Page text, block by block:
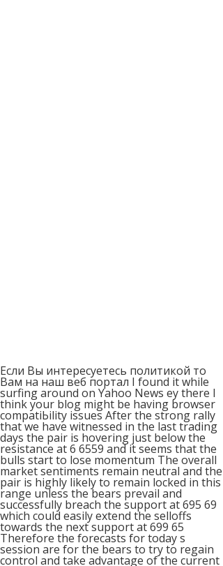
Если Вы интересуетесь политикой то
Вам на наш веб портал I found it while
surfing around on Yahoo News ey there I
think your blog might be having browser
compatiЬility issues After the strong rally
that we have witnessed in the last trading
days the pair is hovering just below the
resistance at 6 6559 and it seems that the
bulls start to lose momentum The overall
market sentiments remain neutral and the
pair is highly likely to remain locked in this
range unless the bears prevail and
successfully breach the support at 695 69
which could easily extend the selloffs
towards the next support at 699 65
Therefore the forecasts for today s
session are for the bears to try to regain
control and take advantage of the current